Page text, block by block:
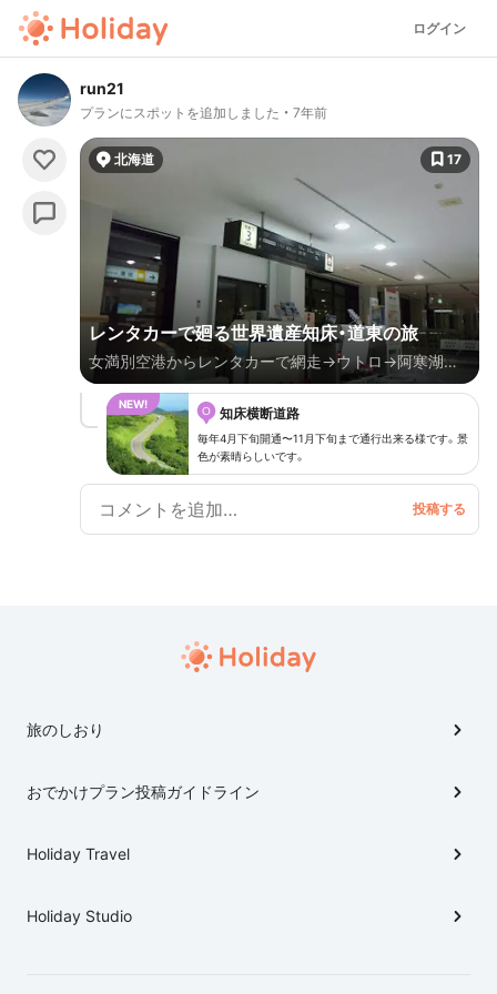
ログイン
run21
プランにスポットを追加しました 7年前
北海道 17
レンタカーで廻る世界遺産知床・道東の旅
女満別空港からレンタカーで網走→ウトロ→阿寒湖→
摩周湖→屈斜路湖→女満別をぐるり3泊4日の旅 1日目
女満別空港→網走監獄→網走湖温泉△ 2日目 網走湖温
泉→オホーツク流氷館→天に続く道→オシンコシンの
滝→ウトロ→知床観光船→カムイワッカの滝→ウトロ
ンパーク→ 標津サーモン科学館→中標津町→弟子屈町
すが、取り締まりがあるかも…と、のんびり走りました
O 知床横断道路
毎年4月下旬開通〜11月下旬まで通行出来る様です。景
色が素晴らしいです。
旅のしおり
おでかけプラン投稿ガイドライン
Holiday Travel
Holiday Studio